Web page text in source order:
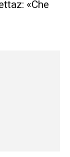
«Che